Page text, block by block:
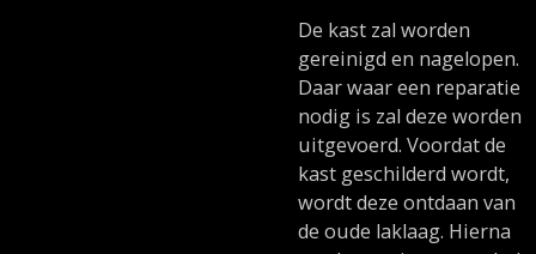
De kast zal worden
gereinigd en nagelopen.
Daar waar een reparatie
nodig is zal deze worden
uitgevoerd. Voordat de
kast geschilderd wordt,
wordt deze ontdaan van
de oude laklaag. Hierna